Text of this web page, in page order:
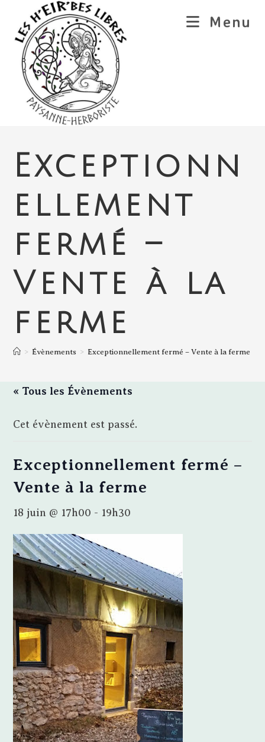
content
Menu
Exceptionn
ellement
fermé –
Vente à la
ferme
> Évènements > Exceptionnellement fermé – Vente à la ferme
« Tous les Évènements
Cet évènement est passé.
Exceptionnellement fermé –
Vente à la ferme
18 juin @ 17h00 - 19h30